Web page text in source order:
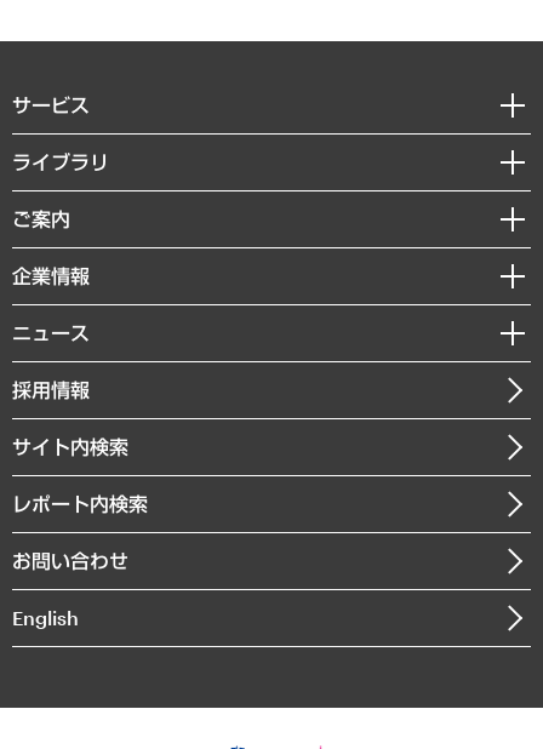
サービス
経営戦略
組織・人事戦略
デジタルイノベーション
共生・ダイバーシティ
GRC（ガバナンス・リスク・コンプライアンス）・防災（政策）
経済・産業・雇用・労働
まちづくり・観光・交通・スポーツ・スマートシティ
自然資源・農林水産業・食料システム
ライブラリ
経済調査
レポート
コラム
経営用語集
受託・受注実績（官公庁関連）
メディア掲載・出演
ご案内
セミナー・イベント情報
MUFGビジネスセミナー
受託案件情報
企業情報
私たちの想い
社長メッセージ
会社概要
沿革
組織図・本部部室紹介
インドネシア現地法人
個人情報保護方針
ニュース
ニュースリリース
お知らせ
採用情報
サイト内検索
レポート内検索
お問い合わせ
English